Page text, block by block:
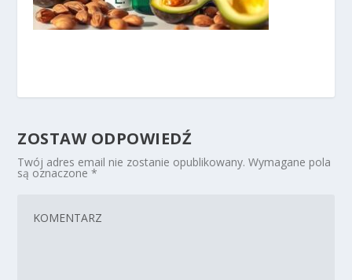
ZOSTAW ODPOWIEDŹ
Twój adres email nie zostanie opublikowany. Wymagane pola
są oznaczone*